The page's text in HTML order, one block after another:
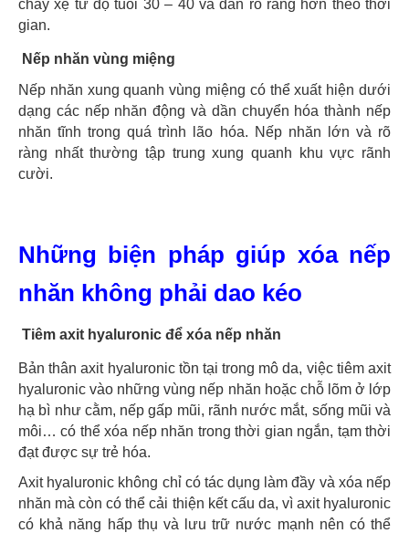
chảy xệ từ độ tuổi 30 – 40 và dần rõ ràng hơn theo thời
gian.
Nếp nhăn vùng miệng
Nếp nhăn xung quanh vùng miệng có thể xuất hiện dưới
dạng các nếp nhăn động và dần chuyển hóa thành nếp
nhăn tĩnh trong quá trình lão hóa. Nếp nhăn lớn và rõ
ràng nhất thường tập trung xung quanh khu vực rãnh
cười.
Những biện pháp giúp xóa nếp
nhăn không phải dao kéo
Tiêm axit hyaluronic để xóa nếp nhăn
Bản thân axit hyaluronic tồn tại trong mô da, việc tiêm axit
hyaluronic vào những vùng nếp nhăn hoặc chỗ lõm ở lớp
hạ bì như cằm, nếp gấp mũi, rãnh nước mắt, sống mũi và
môi… có thể xóa nếp nhăn trong thời gian ngắn, tạm thời
đạt được sự trẻ hóa.
Axit hyaluronic không chỉ có tác dụng làm đầy và xóa nếp
nhăn mà còn có thể cải thiện kết cấu da, vì axit hyaluronic
có khả năng hấp thụ và lưu trữ nước mạnh nên có thể